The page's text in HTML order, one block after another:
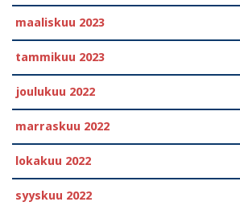
maaliskuu 2023
tammikuu 2023
joulukuu 2022
marraskuu 2022
lokakuu 2022
syyskuu 2022